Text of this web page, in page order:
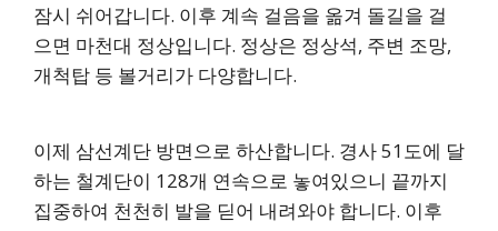
잠시 쉬어갑니다. 이후 계속 걸음을 옮겨 돌길을 걸
으면 마천대 정상입니다. 정상은 정상석, 주변 조망,
개척탑 등 볼거리가 다양합니다.
이제 삼선계단 방면으로 하산합니다. 경사 51도에 달
하는 철계단이 128개 연속으로 놓여있으니 끝까지
집중하여 천천히 발을 딛어 내려와야 합니다. 이후